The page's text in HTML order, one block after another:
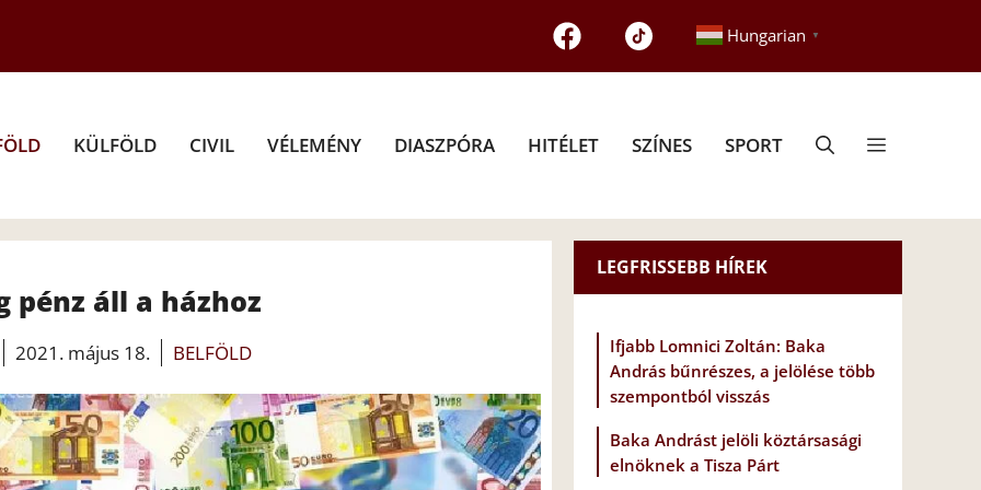
Hungarian ▼
KÜLFÖLD CIVIL VÉLEMÉNY DIASZPÓRA HITÉLET SZÍNES SPORT
pénz áll a házhoz
2021. május 18. BELFÖLD
LEGFRISSEBB HÍREK
Ifjabb Lomnici Zoltán: Baka
András bűnrészes, a jelölése több
szempontból visszás
Baka Andrást jelöli köztársasági
elnöknek a Tisza Párt